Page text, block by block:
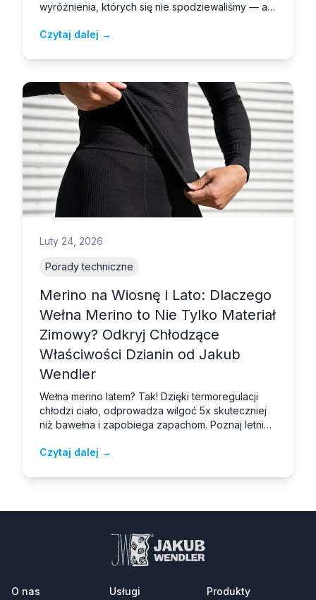
wyróżnienia, których się nie spodziewaliśmy — a
Czytaj dalej →
Luty 24, 2026
Porady techniczne
Merino na Wiosnę i Lato: Dlaczego
Wełna Merino to Nie Tylko Materiał
Zimowy? Odkryj Chłodzące
Właściwości Dzianin od Jakub
Wendler
Wełna merino latem? Tak! Dzięki termoregulacji
chłodzi ciało, odprowadza wilgoć 5x skuteczniej
niż bawełna i zapobiega zapachom. Poznaj letnie
Czytaj dalej →
O nas Usługi Produkty